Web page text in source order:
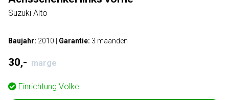
Suzuki Alto
Baujahr: 2010 Garantie: 3 maanden
30,- marge
Einrichtung Volkel